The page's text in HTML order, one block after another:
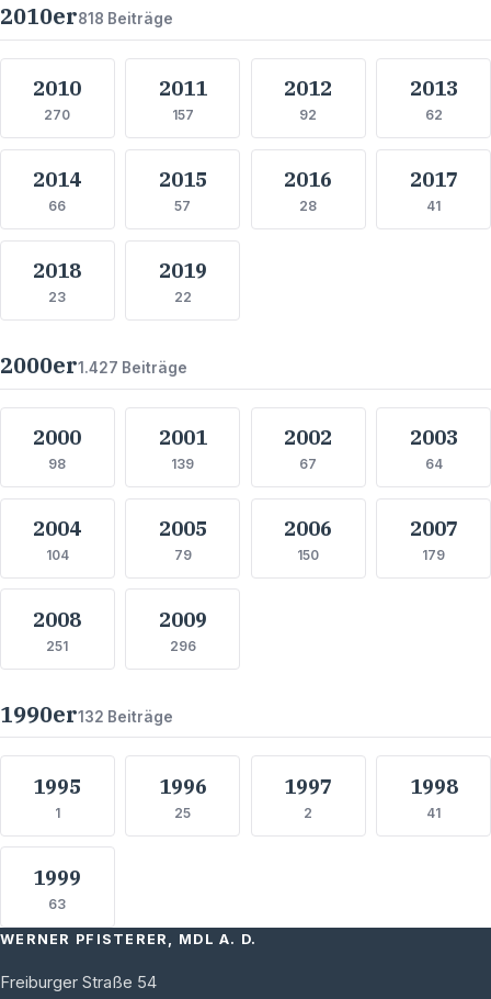
2010er818 Beiträge
2010
270
2011
157
2012
92
2013
62
2014
66
2015
57
2016
28
2017
41
2018
23
2019
22
2000er1.427 Beiträge
2000
98
2001
139
2002
67
2003
64
2004
104
2005
79
2006
150
2007
179
2008
251
2009
296
1990er132 Beiträge
1995
1
1996
25
1997
2
1998
41
1999
63
WERNER PFISTERER, MDL A. D.
Freiburger Straße 54